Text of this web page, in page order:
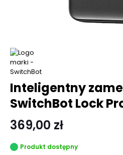
Inteligentny
SwitchBot Lock
369,00 zł
Produkt dostępny